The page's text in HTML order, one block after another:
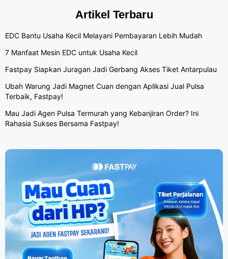
Artikel Terbaru
EDC Bantu Usaha Kecil Melayani Pembayaran Lebih Mudah
7 Manfaat Mesin EDC untuk Usaha Kecil
Fastpay Siapkan Juragan Jadi Gerbang Akses Tiket Antarpulau
Ubah Warung Jadi Magnet Cuan dengan Aplikasi Jual Pulsa
Terbaik, Fastpay!
Mau Jadi Agen Pulsa Termurah yang Kebanjiran Order? Ini
Rahasia Sukses Bersama Fastpay!